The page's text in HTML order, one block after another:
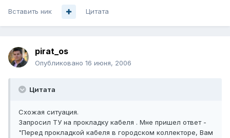
Вставить ник Цитата
pirat_os
Опубликовано 16 июня, 2006
Цитата
Схожая ситуация.
Запросил ТУ на прокладку кабеля . Мне пришел ответ -
"Перед прокладкой кабеля в городском коллекторе, Вам